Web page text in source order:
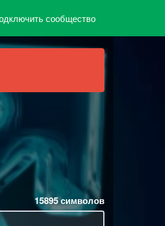
сообщество
15895символов